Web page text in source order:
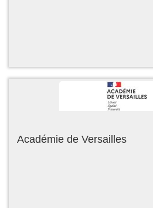
Académie de Versailles